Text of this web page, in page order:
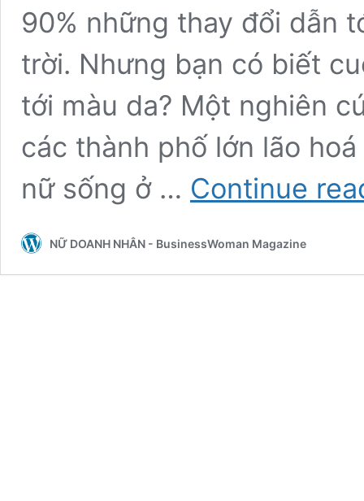
90% những thay đổi dẫn
trời. Nhưng bạn có biết
tới màu da? Một nghiên
các thành phố lớn lão
nữ sống ở … Continue
NỮ DOANH NHÂN - BusinessWoman Magazine